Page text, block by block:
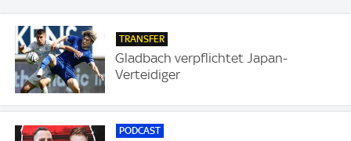
TRANSFER
Gladbach verpflichtet Japan-
Verteidiger
PODCAST